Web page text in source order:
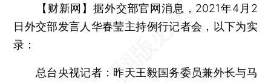
【财新网】据外交部官网消息，2021年4月2
日外交部发言人华春莹主持例行记者会，以下为实
录：
总台央视记者：昨天王毅国务委员兼外长与马